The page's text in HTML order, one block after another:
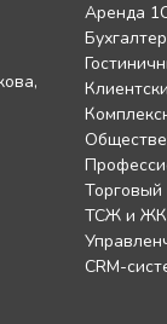
Аренда
Торговый
ТСЖ и
CRM-